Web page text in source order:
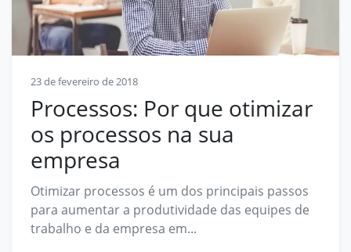
23 de fevereiro de 2018
Processos: Por que otimizar
os processos na sua
empresa
Otimizar processos é um dos principais passos
para aumentar a produtividade das equipes de
trabalho e da empresa em...